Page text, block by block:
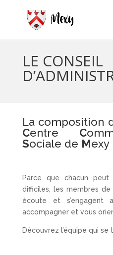
LE CONSEIL
La composition
Centre C
Sociale de Mexy
Parce que chacun
difficiles, les membres
écoute et s’engagent
accompagner et vous
Découvrez l’équipe qui se